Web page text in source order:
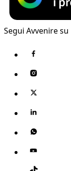
Segui Avvenire su